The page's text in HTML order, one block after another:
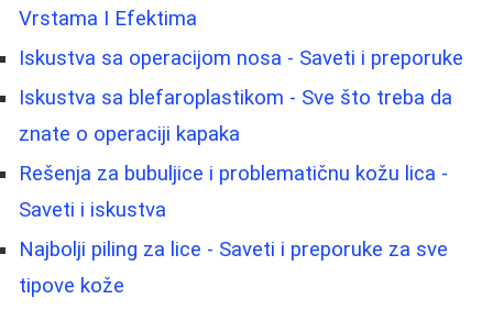
Vrstama I Efektima
Iskustva sa operacijom nosa - Saveti i preporuke
Iskustva sa blefaroplastikom - Sve što treba da
znate o operaciji kapaka
Rešenja za bubuljice i problematičnu kožu lica -
Saveti i iskustva
Najbolji piling za lice - Saveti i preporuke za sve
tipove kože